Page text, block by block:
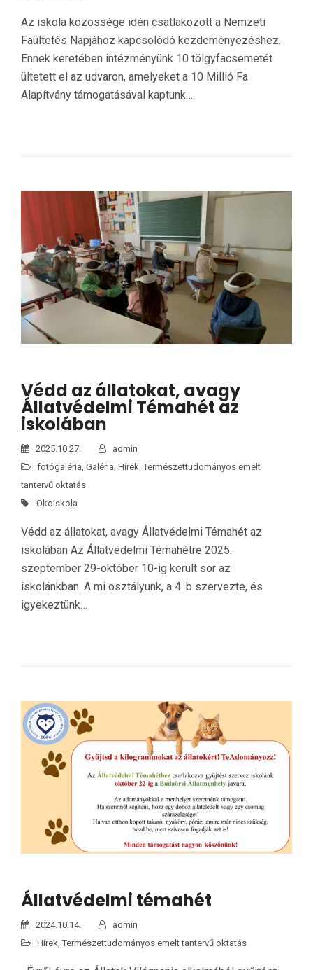
Az iskola közössége idén csatlakozott a Nemzeti
Faültetés Napjához kapcsolódó kezdeményezéshez.
Ennek keretében intézményünk 10 tölgyfacsemetét
ültetett el az udvaron, amelyeket a 10 Millió Fa
Alapítvány támogatásával kaptunk….
Védd az állatokat, avagy
Állatvédelmi Témahét az
iskolában
2025.10.27.
admin
fotógaléria, Galéria, Hírek,Természettudományos emelt
tantervű oktatás
Ökoiskola
Védd az állatokat, avagy Állatvédelmi Témahét az
iskolában Az Állatvédelmi Témahétre 2025.
szeptember 29-október 10-ig került sor az
iskolánkban. A mi osztályunk, a 4. b szervezte, és
igyekeztünk…
Állatvédelmi témahét
2024.10.14.
admin
Hírek,Természettudományos emelt tantervű oktatás